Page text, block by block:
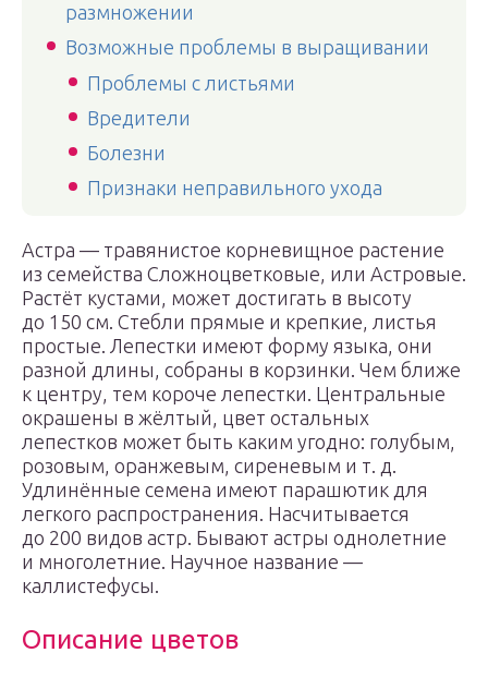
размножении
Возможные проблемы в выращивании
Проблемы с листьями
Вредители
Болезни
Признаки неправильного ухода
Астра — травянистое корневищное растение
из семейства Сложноцветковые, или Астровые.
Растёт кустами, может достигать в высоту
до 150 см. Стебли прямые и крепкие, листья
простые. Лепестки имеют форму языка, они
разной длины, собраны в корзинки. Чем ближе
к центру, тем короче лепестки. Центральные
окрашены в жёлтый, цвет остальных
лепестков может быть каким угодно: голубым,
розовым, оранжевым, сиреневым и т. д.
Удлинённые семена имеют парашютик для
легкого распространения. Насчитывается
до 200 видов астр. Бывают астры однолетние
и многолетние. Научное название —
каллистефусы.
Описание цветов